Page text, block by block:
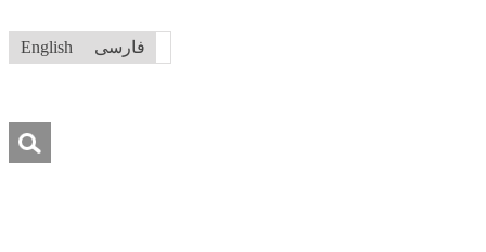
فارسی English